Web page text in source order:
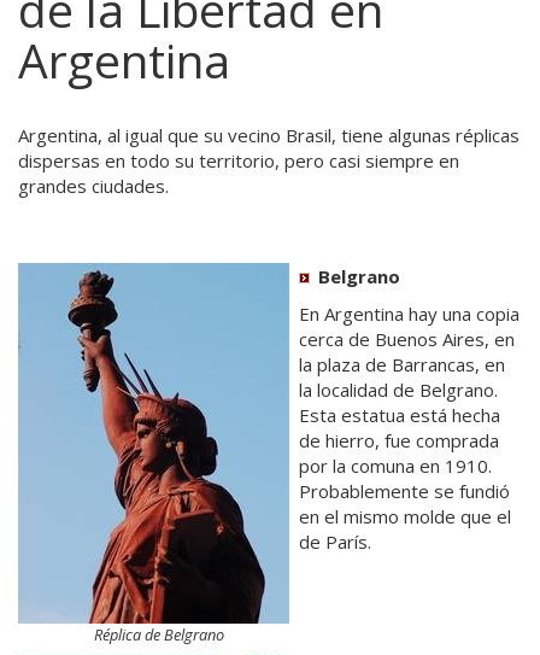
Argentina
Argentina, al igual que su vecino Brasil, tiene algunas réplicas
dispersas en todo su territorio, pero casi siempre en
grandes ciudades.
Réplica de Belgrano
Belgrano
En Argentina hay una copia
cerca de Buenos Aires, en
la plaza de Barrancas, en
la localidad de Belgrano.
Esta estatua está hecha
de hierro, fue comprada
por la comuna en 1910.
Probablemente se fundió
en el mismo molde que el
de París.